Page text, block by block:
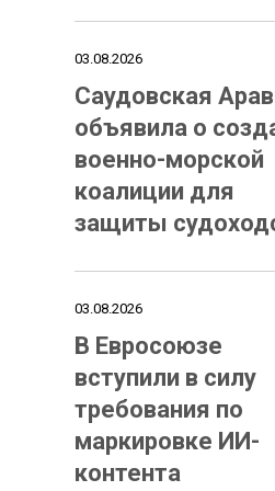
03.08.2026
Саудовская
объявила о
военно-морской
коалиции для
защиты
03.08.2026
В Евросоюзе
вступили в силу
требования по
маркировке ИИ-
контента